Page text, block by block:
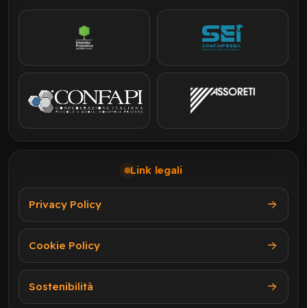
Link legali
Privacy Policy
Cookie Policy
Sostenibilità